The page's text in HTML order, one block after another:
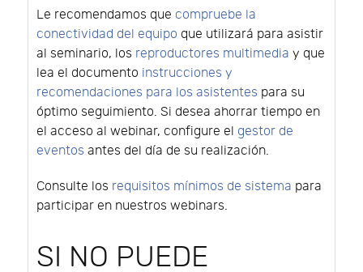
Le recomendamos que compruebe la
conectividad del equipo que utilizará para asistir
al seminario, los reproductores multimedia y que
lea el documento instrucciones y
recomendaciones para los asistentes para su
óptimo seguimiento. Si desea ahorrar tiempo en
el acceso al webinar, configure el gestor de
eventos antes del día de su realización.
Consulte los requisitos mínimos de sistema para
participar en nuestros webinars.
SI NO PUEDE